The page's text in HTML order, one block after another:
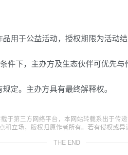
用于公益活动，授权期限为活动结
件下，主办方及生态伙伴可优先
定。主办方具有最终解释权。
于第三方网络平台，本网站转载系出于
立场，版权归原作者所有。若有侵权或异
THE END